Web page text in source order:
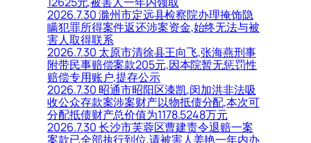
2026.7.30 滁州市定远县检察院办理掩饰隐
瞒犯罪所得案件返还涉案资金,始终无法与被
害人取得联系
2026.7.30 太原市清徐县王向飞,张海燕刑事
附带民事赔偿案款205元,因本院暂无惩罚性
赔偿专用账户,提存公示
2026.7.30 昭通市昭阳区漆凯,闵加洪非法吸
收公众存款案涉案财产以物抵债分配,本次可
分配抵债财产总价值为1178.5248万元
2026.7.30 长沙市芙蓉区曹建责令退赔一案
案款已全部执行到位,请被害人姜艳一年内办